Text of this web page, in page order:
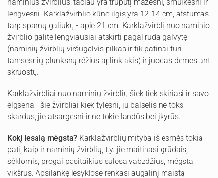
naminius žvirblius, tačiau yra truputį mažesni, smulkesni ir
lengvesni. Karklažvirblio kūno ilgis yra 12-14 cm, atstumas
tarp sparnų galiukų - apie 21 cm. Karklažvirblį nuo naminio
žvirblio galite lengviausiai atskirti pagal rudą galvytę
(naminių žvirblių viršugalvis pilkas ir tik patinai turi
tamsesnių plunksnų rėžius aplink akis) ir juodas dėmes ant
skruostų.
Karklažvirbliai nuo naminių žvirblių šiek tiek skiriasi ir savo
elgsena - šie žvirbliai kiek tylesni, jų balselis ne toks
skardus, jie atsargesni ir ne tokie landūs bei įkyrūs.
Kokį lesalą mėgsta? Karklažvirblių mityba iš esmės tokia
pati, kaip ir naminių žvirblių, t.y. jie maitinasi grūdais,
sėklomis, progai pasitaikius sulesa vabzdžius, mėgsta
vikšrus. Apsilankę lesyklose renkasi augalinį maistą -